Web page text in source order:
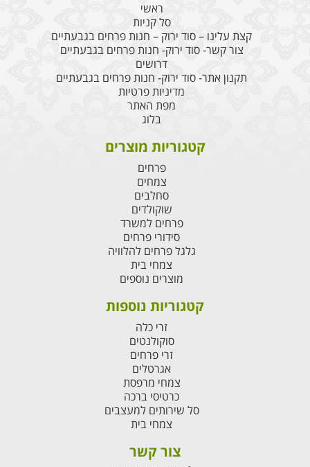
ראשי
סל קניות
קצת עלינו – סוד ירוק – חנות פרחים בגבעתיים
צור קשר- סוד ירוק- חנות פרחים בגבעתיים
דרושים
תקנון אתר- סוד ירוק- חנות פרחים בגבעתיים
מדיניות פרטיות
מפת האתר
בלוג
קטגוריות מוצרים
פרחים
צמחים
סחלבים
שוקולדים
פרחים למשרד
סידורי פרחים
גלגל פרחים להלוויה
צמחי בית
מוצרים נוספים
קטגוריות נוספות
זרי כלה
סוקולנטים
זרי פרחים
אגרטלים
צמחי מרפסת
כרטיסי ברכה
סל שירותים למעצבים
צמחי בית
צור קשר